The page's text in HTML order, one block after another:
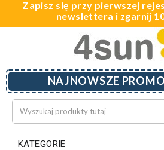
Zapisz się przy pierwszej
newslettera i zgarnij
KATEGORIE
NAJNOWSZE